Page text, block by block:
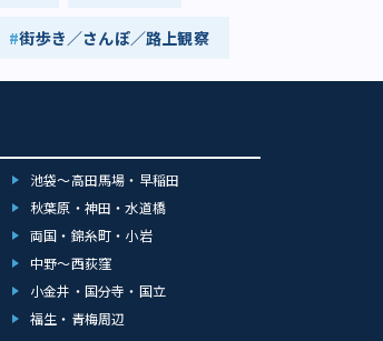
街歩き／さんぽ／路上観察
池袋～高田馬場・早稲田
秋葉原・神田・水道橋
両国・錦糸町・小岩
中野～西荻窪
小金井・国分寺・国立
福生・青梅周辺